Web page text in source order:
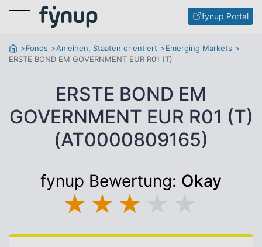
Menu fynup Portal
Fonds Anleihen, Staaten orientiert
Emerging Markets
ERSTE BOND EM GOVERNMENT EUR R01 (T)
ERSTE BOND EM
GOVERNMENT EUR R01 (T)
(AT0000809165)
fynup Bewertung: Okay
★ ★ ★